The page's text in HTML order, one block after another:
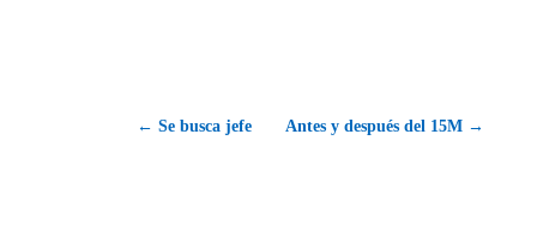
← Se busca jefe Antes y después del 15M →